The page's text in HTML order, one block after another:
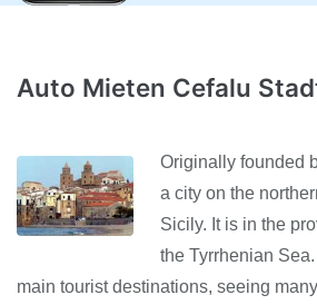
Auto Mieten Cefalu
Originally founded
a city on the
Sicily. It is in the
the Tyrrhenian
main tourist destinations, seeing